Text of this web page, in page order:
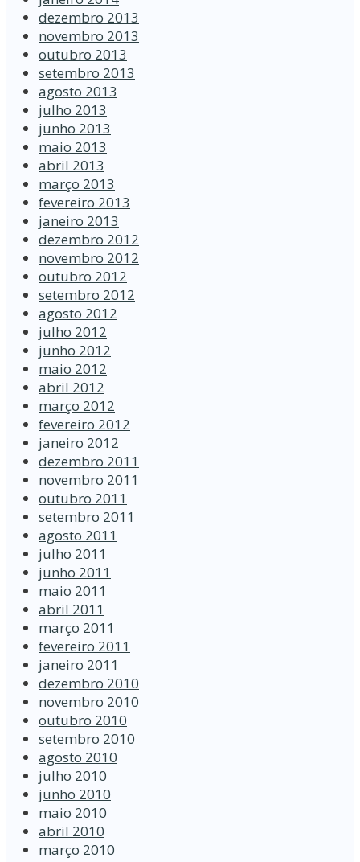
dezembro 2013
novembro 2013
outubro 2013
setembro 2013
agosto 2013
julho 2013
junho 2013
maio 2013
abril 2013
março 2013
fevereiro 2013
janeiro 2013
dezembro 2012
novembro 2012
outubro 2012
setembro 2012
agosto 2012
julho 2012
junho 2012
maio 2012
abril 2012
março 2012
fevereiro 2012
janeiro 2012
dezembro 2011
novembro 2011
outubro 2011
setembro 2011
agosto 2011
julho 2011
junho 2011
maio 2011
abril 2011
março 2011
fevereiro 2011
janeiro 2011
dezembro 2010
novembro 2010
outubro 2010
setembro 2010
agosto 2010
julho 2010
junho 2010
maio 2010
abril 2010
março 2010